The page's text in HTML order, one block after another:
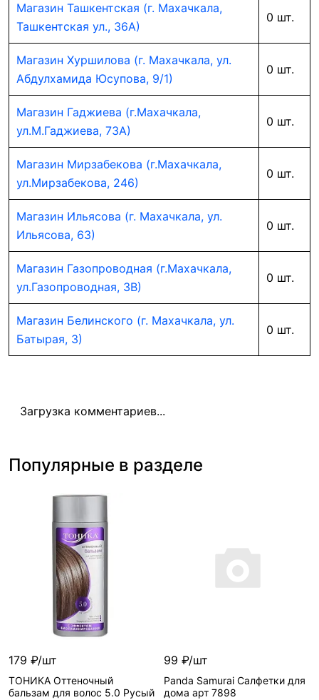
Магазин Ташкентская (г. Махачкала,
Ташкентская ул., 36А)
0 шт.
Магазин Хуршилова (г. Махачкала, ул.
Абдулхамида Юсупова, 9/1)
0 шт.
Магазин Гаджиева (г.Махачкала,
ул.М.Гаджиева, 73А)
0 шт.
Магазин Мирзабекова (г.Махачкала,
ул.Мирзабекова, 246)
0 шт.
Магазин Ильясова (г. Махачкала, ул.
Ильясова, 63)
0 шт.
Магазин Газопроводная (г.Махачкала,
ул.Газопроводная, 3В)
0 шт.
Магазин Белинского (г. Махачкала, ул.
Батырая, 3)
0 шт.
Загрузка комментариев...
Популярные в разделе
179 ₽/шт
ТОНИКА Оттеночный
бальзам для волос 5.0 Русый
99 ₽/шт
Panda Samurai Салфетки для
дома арт 7898